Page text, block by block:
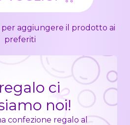
per aggiungere il prodotto ai
preferiti
ci
noi!
confezione regalo al